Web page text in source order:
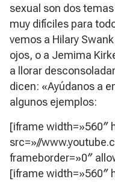
sexual son dos
muy difíciles para
vemos a Hilary
ojos, o a Jemima
a llorar
dicen: «Ayúdanos a
algunos ejemplos:
[iframe width=»560″
src=»//
frameborder=»0″
[iframe width=»560″